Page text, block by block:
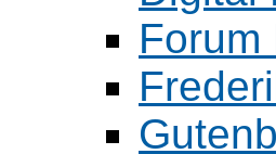
Forum